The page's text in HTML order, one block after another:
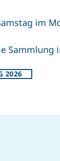
im
Sammlung
2026